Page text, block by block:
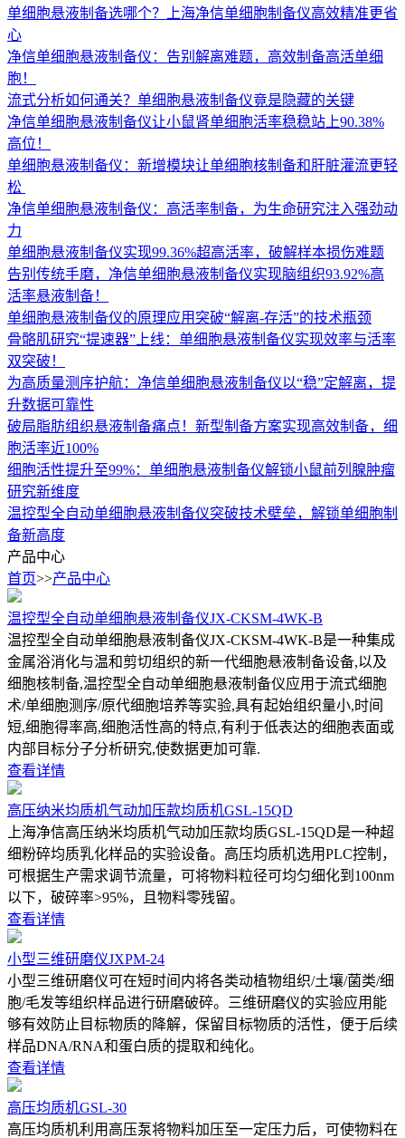
单细胞悬液制备选哪个？上海净信单细胞制备仪高效精准更省
心
净信单细胞悬液制备仪：告别解离难题，高效制备高活单细
胞！
流式分析如何通关？单细胞悬液制备仪竟是隐藏的关键
净信单细胞悬液制备仪让小鼠肾单细胞活率稳稳站上90.38%
高位！
单细胞悬液制备仪：新增模块让单细胞核制备和肝脏灌流更轻
松 ​
净信单细胞悬液制备仪：高活率制备，为生命研究注入强劲动
力
单细胞悬液制备仪实现99.36%超高活率，破解样本损伤难题
告别传统手磨，净信单细胞悬液制备仪实现脑组织93.92%高
活率悬液制备！
单细胞悬液制备仪的原理应用突破“解离-存活”的技术瓶颈
骨骼肌研究“提速器”上线：单细胞悬液制备仪实现效率与活率
双突破！
为高质量测序护航：净信单细胞悬液制备仪以“稳”定解离，提
升数据可靠性
破局脂肪组织悬液制备痛点！新型制备方案实现高效制备，细
胞活率近100%
细胞活性提升至99%：单细胞悬液制备仪解锁小鼠前列腺肿瘤
研究新维度
温控型全自动单细胞悬液制备仪突破技术壁垒，解锁单细胞制
备新高度
产品中心
首页>>产品中心
温控型全自动单细胞悬液制备仪JX-CKSM-4WK-B
温控型全自动单细胞悬液制备仪JX-CKSM-4WK-B是一种集成
金属浴消化与温和剪切组织的新一代细胞悬液制备设备,以及
细胞核制备,温控型全自动单细胞悬液制备仪应用于流式细胞
术/单细胞测序/原代细胞培养等实验,具有起始组织量小,时间
短,细胞得率高,细胞活性高的特点,有利于低表达的细胞表面或
内部目标分子分析研究,使数据更加可靠.
查看详情
高压纳米均质机气动加压款均质机GSL-15QD
上海净信高压纳米均质机气动加压款均质GSL-15QD是一种超
细粉碎均质乳化样品的实验设备。高压均质机选用PLC控制，
可根据生产需求调节流量，可将物料粒径可均匀细化到100nm
以下，破碎率>95%，且物料零残留。
查看详情
小型三维研磨仪JXPM-24
小型三维研磨仪可在短时间内将各类动植物组织/土壤/菌类/细
胞/毛发等组织样品进行研磨破碎。三维研磨仪的实验应用能
够有效防止目标物质的降解，保留目标物质的活性，便于后续
样品DNA/RNA和蛋白质的提取和纯化。
查看详情
高压均质机GSL-30
高压均质机利用高压泵将物料加压至一定压力后，可使物料在